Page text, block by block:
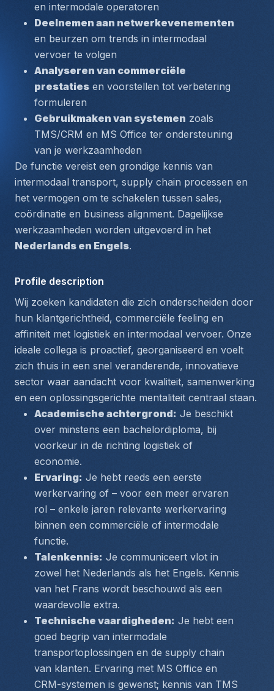
en intermodale operatoren
Deelnemen aan netwerkevenementen
en beurzen om trends in intermodaal
vervoer te volgen
Analyseren van commerciële
prestaties en voorstellen tot verbetering
formuleren
Gebruikmaken van systemen zoals
TMS/CRM en MS Office ter ondersteuning
van je werkzaamheden
De functie vereist een grondige kennis van
intermodaal transport, supply chain processen en
het vermogen om te schakelen tussen sales,
coördinatie en business alignment. Dagelijkse
Nederlands en Engels.
Profile description
Wij zoeken kandidaten die zich onderscheiden door
hun klantgerichtheid, commerciële feeling en
affiniteit met logistiek en intermodaal vervoer. Onze
ideale collega is proactief, georganiseerd en voelt
zich thuis in een snel veranderende, innovatieve
sector waar aandacht voor kwaliteit, samenwerking
en een oplossingsgerichte mentaliteit centraal staan.
Academische achtergrond: Je beschikt
over minstens een bachelordiploma, bij
voorkeur in de richting logistiek of
economie.
Ervaring: Je hebt reeds een eerste
werkervaring of – voor een meer ervaren
rol – enkele jaren relevante werkervaring
binnen een commerciële of intermodale
functie.
Talenkennis: Je communiceert vlot in
zowel het Nederlands als het Engels. Kennis
van het Frans wordt beschouwd als een
waardevolle extra.
Technische vaardigheden: Je hebt een
goed begrip van intermodale
transportoplossingen en de supply chain
van klanten. Ervaring met MS Office en
CRM-systemen is gewenst; kennis van TMS